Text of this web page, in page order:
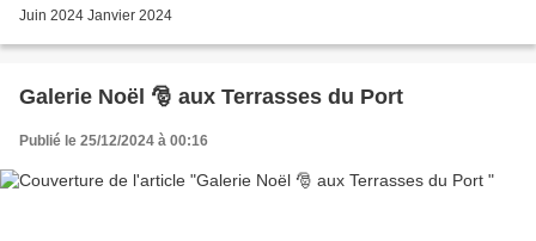
Juin 2024 Janvier 2024
Galerie Noël 🎅 aux Terrasses du Port
Publié le 25/12/2024 à 00:16